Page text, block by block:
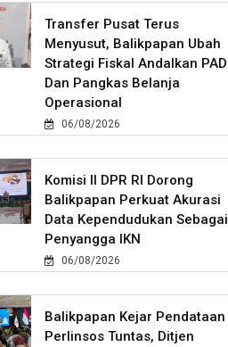
Transfer Pusat Terus
Menyusut, Balikpapan Ubah
Strategi Fiskal Andalkan PAD
Dan Pangkas Belanja
Operasional
06/08/2026
Komisi II DPR RI Dorong
Balikpapan Perkuat Akurasi
Data Kependudukan Sebagai
Penyangga IKN
06/08/2026
Balikpapan Kejar Pendataan
Perlinsos Tuntas, Ditjen